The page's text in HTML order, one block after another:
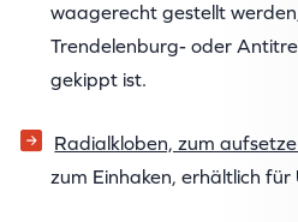
waagerecht gestellt
Trendelenburg- oder
gekippt ist.
Radialkloben, zum
zum Einhaken, erhältlich für